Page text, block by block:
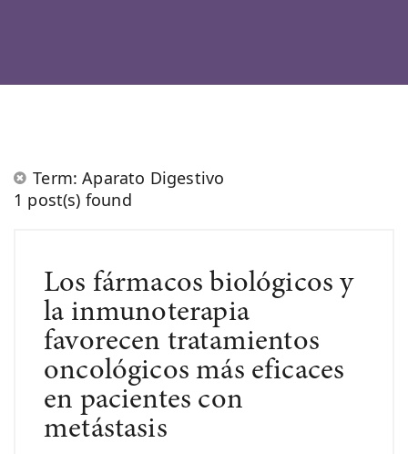
Term: Aparato Digestivo
1 post(s) found
Los fármacos biológicos y
la inmunoterapia
favorecen tratamientos
oncológicos más eficaces
en pacientes con
metástasis